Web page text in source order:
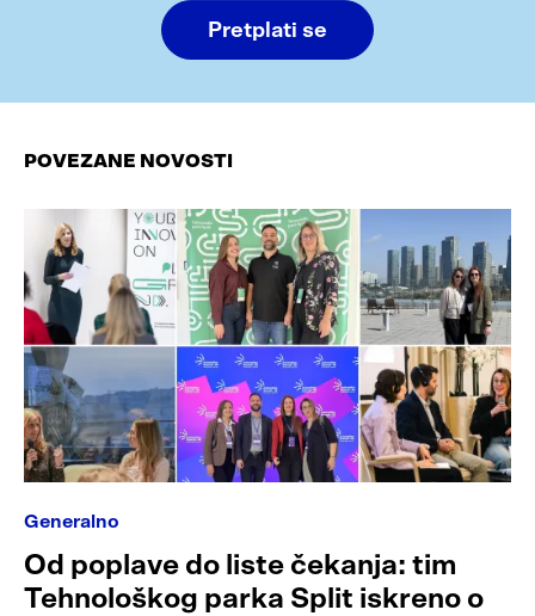
Pretplati se
POVEZANE NOVOSTI
Generalno
Od poplave do liste čekanja: tim
Tehnološkog parka Split iskreno o